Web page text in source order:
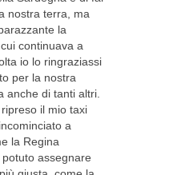
nostra terra, ma
la
continuava a
io lo ringraziassi
per la nostra
anche di tanti altri.
il mio taxi
a
la Regina
assegnare